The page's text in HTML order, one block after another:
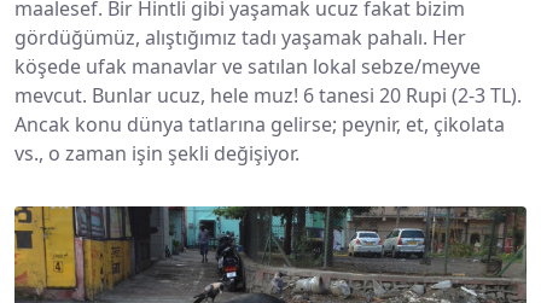
maalesef. Bir Hintli gibi yaşamak ucuz fakat bizim
gördüğümüz, alıştığımız tadı yaşamak pahalı. Her
köşede ufak manavlar ve satılan lokal sebze/meyve
mevcut. Bunlar ucuz, hele muz! 6 tanesi 20 Rupi (2-3 TL).
Ancak konu dünya tatlarına gelirse; peynir, et, çikolata
vs., o zaman işin şekli değişiyor.